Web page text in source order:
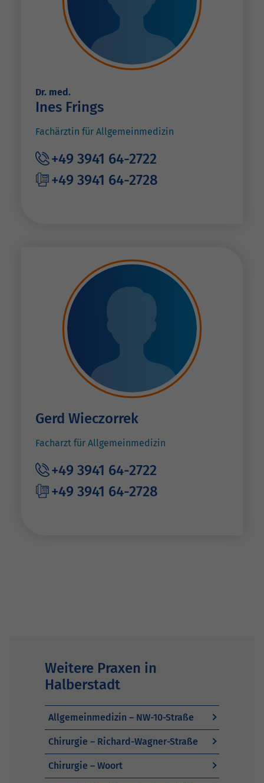
Dr. med.
Ines Frings
Fachärztin für Allgemeinmedizin
+49 3941 64-2722
+49 3941 64-2728
Gerd Wieczorrek
Facharzt für Allgemeinmedizin
+49 3941 64-2722
+49 3941 64-2728
Weitere Praxen in
Halberstadt
Allgemeinmedizin – NW-10-Straße
Chirurgie – Richard-Wagner-Straße
Chirurgie – Woort